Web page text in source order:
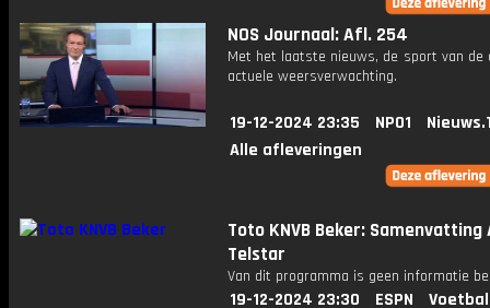
NOS Journaal: Afl. 254
Met het laatste nieuws, de sport van de
actuele weersverwachting.
19-12-2024 23:35 NPO1
Alle afleveringen
Toto KNVB Beker: Samenvatting
Telstar
Van dit programma is geen informatie
19-12-2024 23:30 ESPN